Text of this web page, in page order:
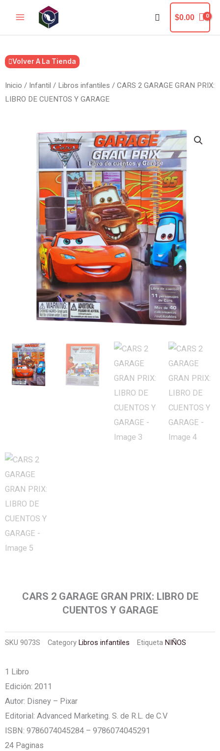
contenido
Buscar
$0.00
Volver A La Tienda
Inicio / Infantil / Libros infantiles / CARS 2 GARAGE GRAN PRIX:
LIBRO DE CUENTOS Y GARAGE
CARS 2 GARAGE GRAN PRIX: LIBRO DE
CUENTOS Y GARAGE
SKU 9073S Category Libros infantiles Etiqueta NIÑOS
1 Libro
Edición: 2011
Autor: Disney – Pixar
Editorial: Advanced Marketing. S. de R.L. de C.V
ISBN: 9786074045284 – 9786074045291
24 Paginas